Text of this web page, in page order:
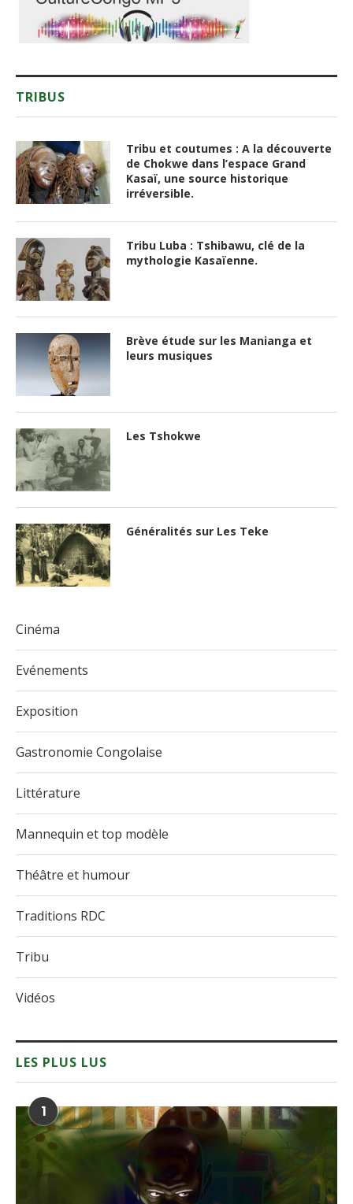
TRIBUS
Tribu et coutumes : A la découverte
de Chokwe dans l’espace Grand
Kasaï, une source historique
irréversible.
Tribu Luba : Tshibawu, clé de la
mythologie Kasaïenne.
Brève étude sur les Manianga et
leurs musiques
Les Tshokwe
Généralités sur Les Teke
Cinéma
Evénements
Exposition
Gastronomie Congolaise
Littérature
Mannequin et top modèle
Théâtre et humour
Traditions RDC
Tribu
Vidéos
LES PLUS LUS
1